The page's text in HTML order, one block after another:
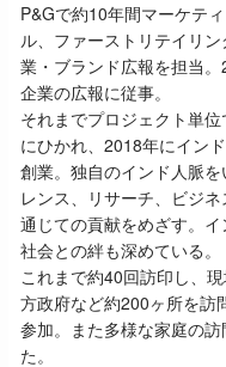
P&Gで約10年間マーケテ
ル、ファーストリテイリ
業・ブランド広報を担当
企業の広報に従事。
それまでプロジェクト単
にひかれ、2018年にイン
創業。独自のインド人脈
レンス、リサーチ、ビジ
通じての貢献をめざす。
社会との絆も深めている。
これまで約40回訪印し、
方政府など約200ヶ所を訪
参加。また多様な家庭の
た。